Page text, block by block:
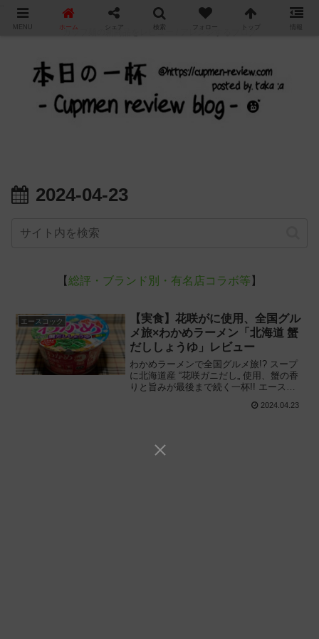
カップ麺の新商品をレビュー / アレンジするブログ
2024-04-23
【総評・ブランド別・有名店コラボ等 】
エースコック
【実食】花咲がに使用、全国グル
メ旅×わかめラーメン「北海道 蟹
だししょうゆ」レビュー
わかめラーメンで全国グルメ旅!? スープ
に北海道産 “花咲ガニだし„ 使用、蟹の香
りと旨みが最後まで続く一杯!! エースコ
わかめラーメン 北海道 蟹だししょうゆ」
2024.04.23
MENU ホーム シェア 検索 フォロー トップ 情報